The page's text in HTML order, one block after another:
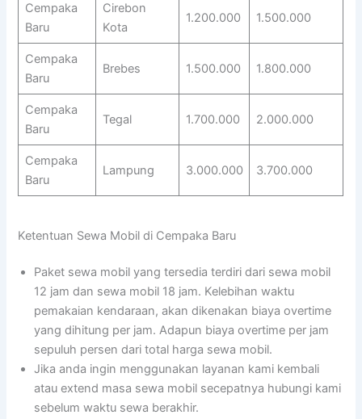
Cempaka
Baru
Cirebon
Kota
1.200.000 1.500.000
Cempaka
Baru
Brebes 1.500.000 1.800.000
Cempaka
Baru
Tegal 1.700.000 2.000.000
Cempaka
Baru
Lampung 3.000.000 3.700.000
Ketentuan Sewa Mobil di Cempaka Baru
Paket sewa mobil yang tersedia terdiri dari sewa mobil
12 jam dan sewa mobil 18 jam. Kelebihan waktu
pemakaian kendaraan, akan dikenakan biaya overtime
yang dihitung per jam. Adapun biaya overtime per jam
sepuluh persen dari total harga sewa mobil.
Jika anda ingin menggunakan layanan kami kembali
atau extend masa sewa mobil secepatnya hubungi kami
sebelum waktu sewa berakhir.